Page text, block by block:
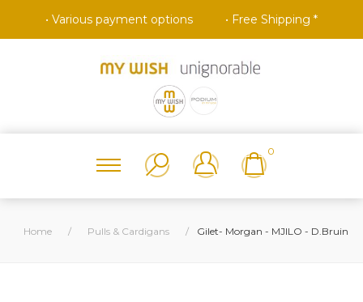
• Various payment options • Free Shipping *
0
Home / Pulls & Cardigans / Gilet- Morgan - MJILO - D.Bruin